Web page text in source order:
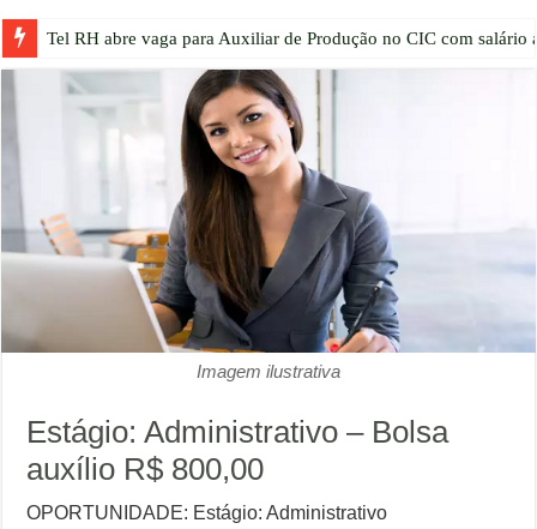
Tel RH abre vaga para Auxiliar de Produção no CIC com salário
Imagem ilustrativa
Estágio: Administrativo – Bolsa
auxílio R$ 800,00
OPORTUNIDADE: Estágio: Administrativo